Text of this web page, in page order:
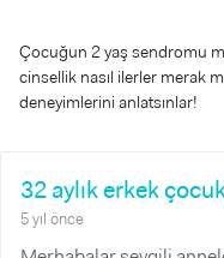
Çocuğun 2 yaş sendromu
cinsellik nasıl ilerler merak
deneyimlerini anlatsınlar!
32 aylık erkek
5 yıl önce